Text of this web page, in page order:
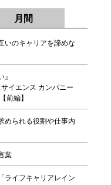
月間
いのキャリアを諦めな
イエンス カンパニー
前編】
められる役割や仕事内
葉
ライフキャリアレイン